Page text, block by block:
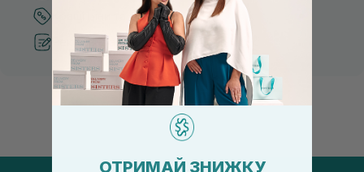
Кращі ціни та топ товари
Рекомендації від косметологів
ОТРИМАЙ ЗНИЖКУ